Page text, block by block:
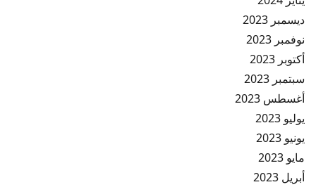
ديسمبر 2023
نوفمبر 2023
أكتوبر 2023
سبتمبر 2023
أغسطس 2023
يوليو 2023
يونيو 2023
مايو 2023
أبريل 2023